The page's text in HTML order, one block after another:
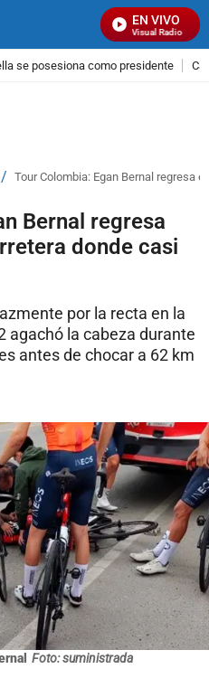
EN VIVO
Señal Visual Radio
se posesiona como presidente
/ Tour Colombia: Egan Bernal regresa
Bernal regresa
donde casi
por la recta en la
agachó la cabeza durante
antes de chocar a 62 km
Foto: suministrada